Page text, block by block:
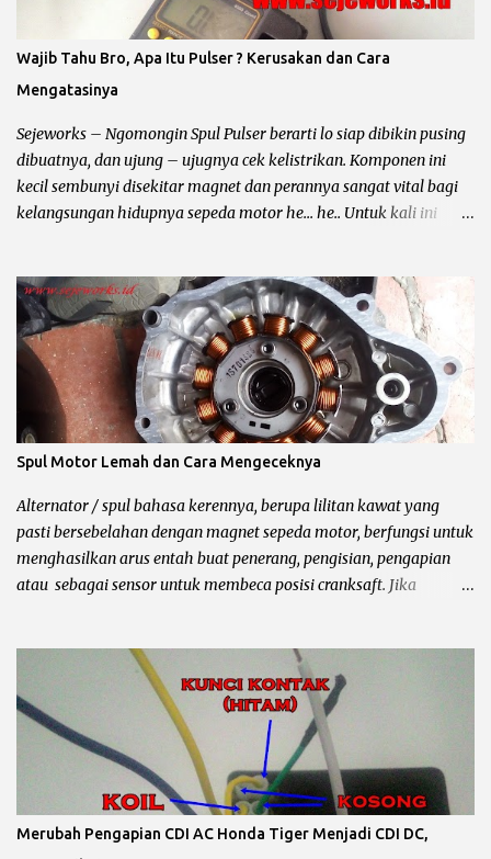
Pengisian Sepeda Motor : Pada rangkaian pengisian (arus accu)
dan penerangan (lampu utama) sepeda motor dibagi menjadi
yaitu : Penerangan AC / Arus Bolak – Balik Untuk jenis
penerengan AC hampir diterapkan pada semua sepeda motor
karburator yang mempunyai CC kecil atau dibawah 150cc. Ciri –
Ciri Penerangan...
Wajib Tahu Bro, Apa Itu Pulser ? Kerusakan dan Cara
Mengatasinya
Sejeworks – Ngomongin Spul Pulser berarti lo siap dibikin pusing
dibuatnya, dan ujung – ujugnya cek kelistrikan. Komponen ini
kecil sembunyi disekitar magnet dan perannya sangat vital bagi
kelangsungan hidupnya sepeda motor he... he.. Untuk kali ini
minta di lem biru ?. Biar lebih jelas baca sampai kelar ya bro,
kalau bingung komen aja di tempatnya yusuf dan subscribe ya..
Fungsi dan Pengertian Pulser Motor Pulser atau pick up coil alias
spul pulser dan masih banyak lagi sebutannya adalah komponen
yang berfungsi untuk menentukan waktu pengapian kepada CDI
(Capasitor Discharge Ignition) atau ECU (Engine Control Unit)
dengan cara mengirimkan sinyal ke SCR, kemudian
memerintahkan SCR untuk membuka kapasitor dan
melepaskannya. Bahasa bengkelnya begini bro, pulser
mengirimkan sinyal ke CDI untuk memercikan api di busi, setelah
tonjolan magnet melewatinya seb...
Spul Motor Lemah dan Cara Mengeceknya
Alternator / spul bahasa kerennya, berupa lilitan kawat yang
pasti bersebelahan dengan magnet sepeda motor, berfungsi untuk
menghasilkan arus entah buat penerang, pengisian, pengapian
atau sebagai sensor untuk membeca posisi cranksaft. Jika
akhirnya perlu kick starter / engkol sampai keluar keringat
segede jagung dan mantepnya lagi sampai pakai bensin campur….
Ya campur dorong maksudnya... he….. Ini contoh gambarnya spul
Jupiter mx , masih ok… Beberapa kerusakan pada spull sepeda
motor : Spul pengisian Pada umumnya kabel berwarna putih,
kalau spul ini rusak atau terbakar maka pengaruhnya aki akan
ngedrop sampai habis 2 -3 kali, bahkan kalau ganti kiprok pun
akan tetap sama Karena problemnya ada pada lilitan spul. Cara
Merubah Pengapian CDI AC Honda Tiger Menjadi CDI DC,